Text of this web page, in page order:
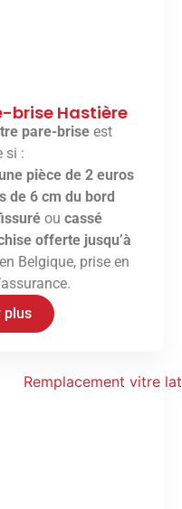
brise Hastière
pare-briseest
si :
pièce de 2 euros
de 6 cm du bord
ou cassé
offerte jusqu’à
Belgique, prise en
plus